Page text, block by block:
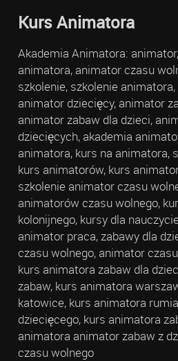
Kurs Animatora
Akademia Animatora:
animatora, animator czasu
szkolenie, szkolenie
animator dziecięcy, animator
animator zabaw dla dzieci,
dziecięcych, akademia
animatora, kurs na animatora,
kurs animatorów, kurs
szkolenie animator czasu
animatorów czasu wolnego,
kolonijnego, kursy dla
animator praca, zabawy dla
czasu wolnego, animator
kurs animatora zabaw dla
zabaw, kurs animatora
katowice, kurs animatora
dziecięcego, kurs animatora
animatora animator zabaw z
czasu wolnego